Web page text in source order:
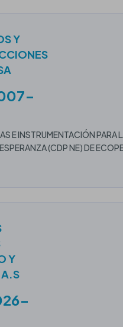
Y
E INSTRUMENTACIÓN
(CDP NE) DE
Y